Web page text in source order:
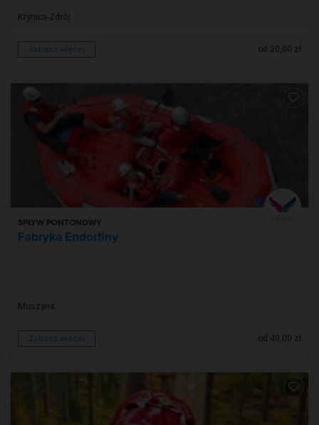
Krynica-Zdrój
Zobacz więcej od 20,00 zł
SPŁYW PONTONOWY
Fabryka Endorfiny
Muszyna
Zobacz więcej od 40,00 zł